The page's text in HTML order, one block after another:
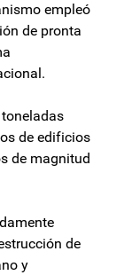
empleó
de pronta
de edificios
de magnitud
de
y